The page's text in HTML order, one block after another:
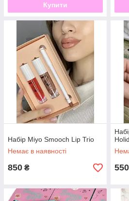
Купити
Набір Miyo Smooch Lip Trio
Немає в наявності
850 ₴ 550